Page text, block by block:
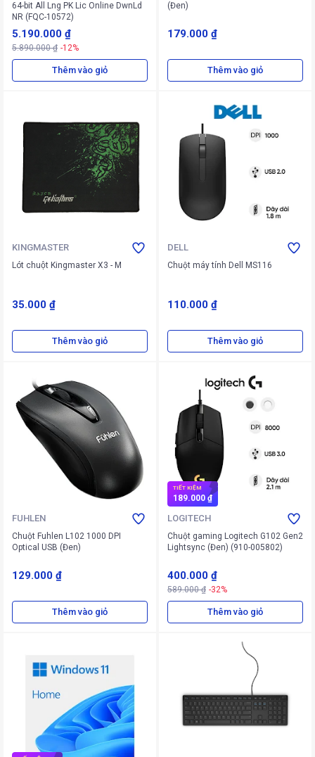
64-bit All Lng PK Lic Online DwnLd
NR (FQC-10572)
5.190.000 ₫
5.890.000 ₫ -12%
Thêm vào giỏ
(Đen)
179.000 ₫
Thêm vào giỏ
KINGMASTER
Lót chuột Kingmaster X3 - M
35.000 ₫
Thêm vào giỏ
DELL
Chuột máy tính Dell MS116
110.000 ₫
Thêm vào giỏ
FUHLEN
Chuột Fuhlen L102 1000 DPI
Optical USB (Đen)
129.000 ₫
Thêm vào giỏ
TIẾT KIỆM
189.000 ₫
LOGITECH
Chuột gaming Logitech G102 Gen2
Lightsync (Đen) (910-005802)
400.000 ₫
589.000 ₫ -32%
Thêm vào giỏ